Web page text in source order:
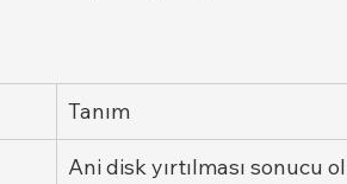
Tanım
Ani disk yırtılması sonucu